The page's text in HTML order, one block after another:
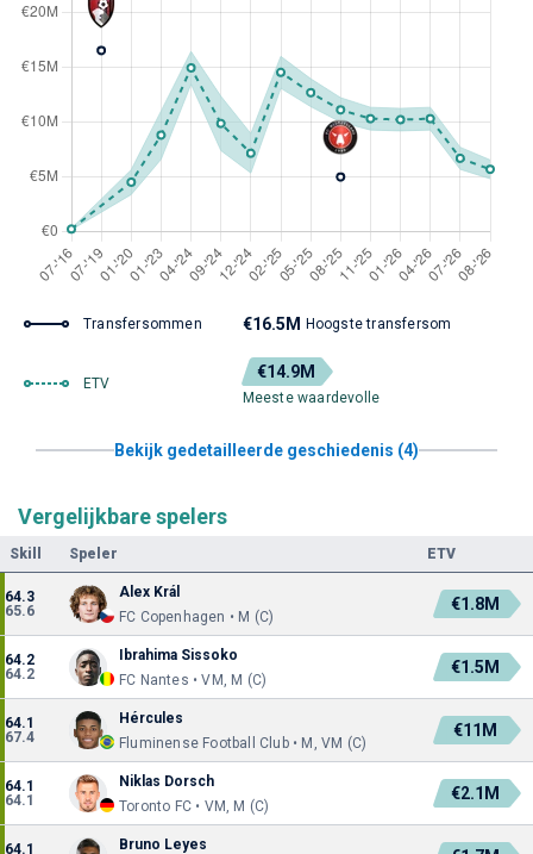
Transfersommen €16.5M Hoogste transfersom
ETV
€14.9M
Meeste waardevolle
Bekijk gedetailleerde geschiedenis (4)
Vergelijkbare spelers
Skill Speler ETV
64.3
65.6
Alex Král
FC Copenhagen • M (C)
€1.8M
64.2
64.2
Ibrahima Sissoko
FC Nantes • VM, M (C)
€1.5M
64.1
67.4
Hércules
Fluminense Football Club • M, VM (C)
€11M
64.1
64.1
Niklas Dorsch
Toronto FC • VM, M (C)
€2.1M
64.1 Bruno Leyes